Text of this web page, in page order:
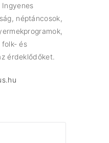
néptáncosok,
folk- és
érdeklődőket.